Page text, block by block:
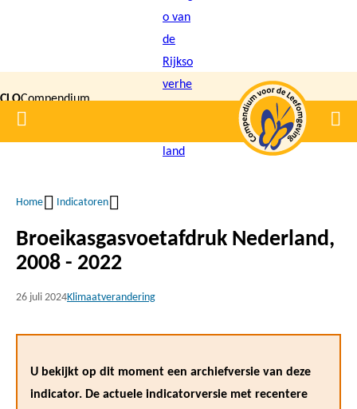
inhoud
gaan
CLOCompendium
voor de
Home
Kruimelpad
Home Indicatoren
Broeikasgasvoetafdruk Nederland,
2008 - 2022
26 juli 2024Klimaatverandering
U bekijkt op dit moment een archiefversie van deze
indicator. De actuele indicatorversie met recentere